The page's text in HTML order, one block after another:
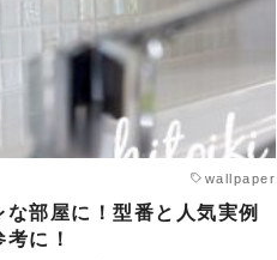
wallpaper
部屋に！型番と人気実例
に！